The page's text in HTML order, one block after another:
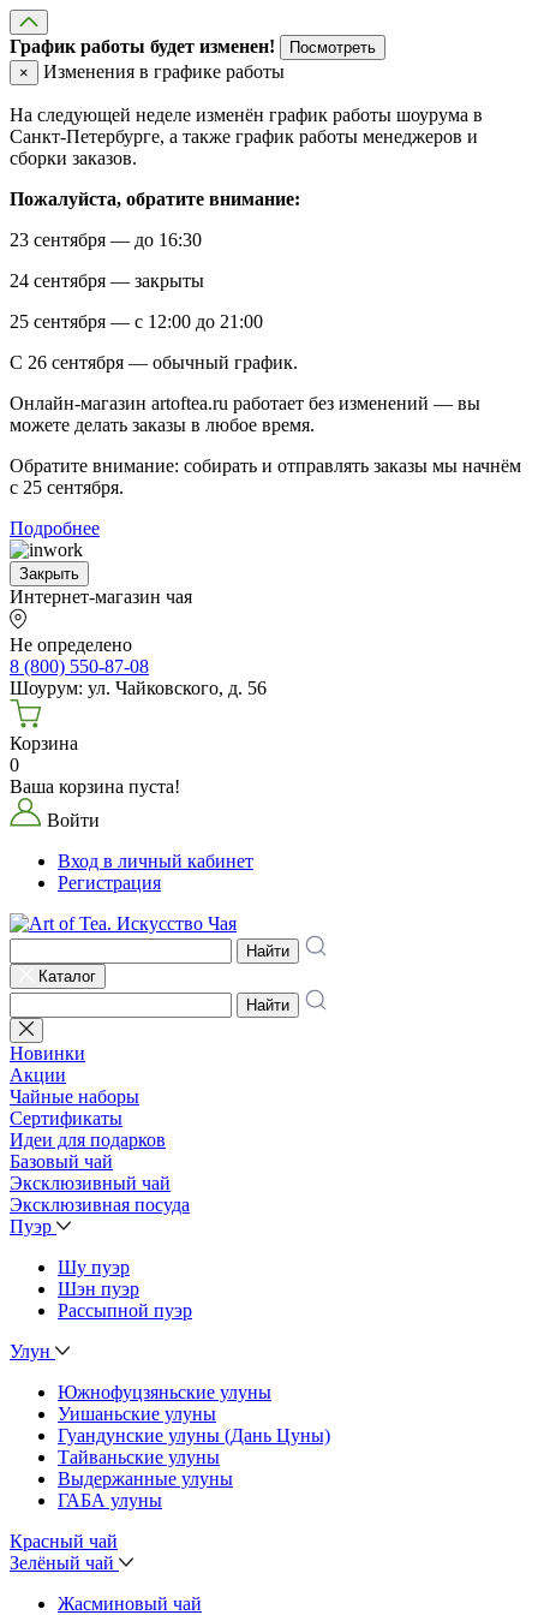
График работы будет изменен!
Посмотреть
×
Изменения в графике работы
На следующей неделе изменён график работы шоурума в
Санкт-Петербурге, а также график работы менеджеров и
сборки заказов.
Пожалуйста, обратите внимание:
23 сентября — до 16:30
24 сентября — закрыты
25 сентября — с 12:00 до 21:00
С 26 сентября — обычный график.
Онлайн-магазин artoftea.ru работает без изменений — вы
можете делать заказы в любое время.
Обратите внимание: собирать и отправлять заказы мы начнём
с 25 сентября.
Подробнее
Закрыть
Интернет-магазин чая
Не определено
8 (800) 550-87-08
Шоурум: ул. Чайковского, д. 56
Корзина
0
Ваша корзина пуста!
Войти
Вход в личный кабинет
Регистрация
Найти
Каталог
Найти
Новинки
Акции
Чайные наборы
Сертификаты
Идеи для подарков
Базовый чай
Эксклюзивный чай
Эксклюзивная посуда
Пуэр
Шу пуэр
Шэн пуэр
Рассыпной пуэр
Улун
Южнофуцзяньские улуны
Уишаньские улуны
Гуандунские улуны (Дань Цуны)
Тайваньские улуны
Выдержанные улуны
ГАБА улуны
Красный чай
Зелёный чай
Жасминовый чай